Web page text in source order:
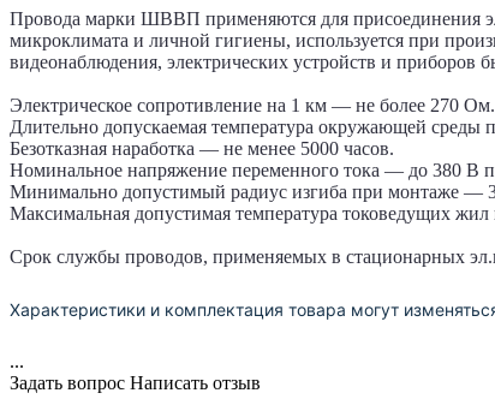
Провода марки ШВВП применяются для присоединения
микроклимата и личной гигиены, используется при
видеонаблюдения, электрических устройств и
Электрическое сопротивление на 1 км — не более 270 Ом.
Длительно допускаемая температура окружающей
Безотказная наработка — не менее 5000 часов.
Номинальное напряжение переменного тока — до 380 В
Минимально допустимый радиус изгиба при монтаже —
Максимальная допустимая температура токоведущих
Срок службы проводов, применяемых в стационарных
Характеристики и комплектация товара могут
...
Задать вопрос Написать отзыв